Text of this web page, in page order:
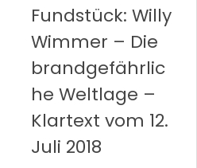
Fundstück: Willy
Wimmer – Die
brandgefährlic
he Weltlage –
Klartext vom 12.
Juli 2018